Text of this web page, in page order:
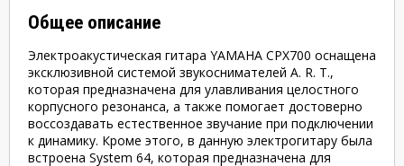
Общее описание
Электроакустическая гитара YAMAHA CPX700 оснащена
эксклюзивной системой звукоснимателей A. R. T.,
которая предназначена для улавливания целостного
корпусного резонанса, а также помогает достоверно
воссоздавать естественное звучание при подключении
к динамику. Кроме этого, в данную электрогитару была
встроена System 64, которая предназначена для